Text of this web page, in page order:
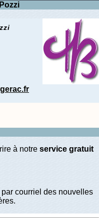
à notre service gratuit
courriel des nouvelles